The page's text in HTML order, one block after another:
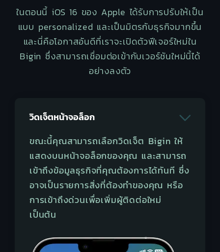
ในตอนนี้ iOS 16 ของ Apple ได้รับการปรับให้เป็น
แบบ personalized และเป็นมิตรกับธุรกิจมากขึ้น
และนี่คือโอกาสอันดีที่เราจะเปิดตัวฟีเจอร์ใหม่ใน
Bigin ซึ่งสามารถเชื่อมต่อเข้ากับเวอร์ชันใหม่นี้ได้
อย่างลงตัว
วิดเจ็ตหน้าจอล็อก
ขณะนี้คุณสามารถเลือกวิดเจ็ต Bigin ให้
แสดงบนหน้าจอล็อกของคุณ และสามารถ
เข้าถึงข้อมูลธุรกิจที่คุณต้องการได้ทันที ซึ่ง
อาจเป็นรายการสิ่งที่ต้องทำของคุณ หรือ
การเข้าถึงด่วนเพื่อเพิ่มผู้ติดต่อใหม่
เป็นต้น